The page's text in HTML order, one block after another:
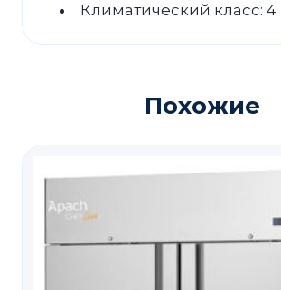
Климатический класс: 4
Похожие